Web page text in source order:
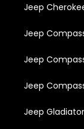
Jeep
Jeep
Jeep
Jeep
Jeep